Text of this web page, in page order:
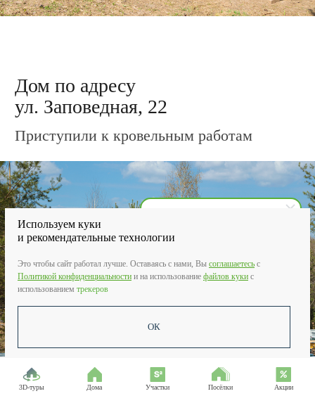
Здравствуйте! Вас интересует
дом или участок?
3D-туры Дома Участки Посёлки Акции
Дом по адресу
ул. Зелёная, 17
Используем куки
и рекомендательные технологии
Это чтобы сайт работал лучше. Оставаясь с нами, Вы соглашаетесь c
Политикой конфиденциальности и на использование файлов куки с
использованием трекеров
ОК